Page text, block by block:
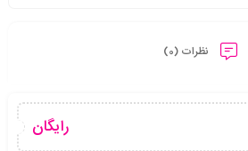
نظرات (0)
رایگان